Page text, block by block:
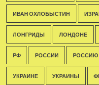
ИВАН ОХЛОБЫСТИН
ЛОНГРИДЫ ЛОНДОНЕ
РФ РОССИИ РОССИЮ
УКРАИНЕ УКРАИНЫ